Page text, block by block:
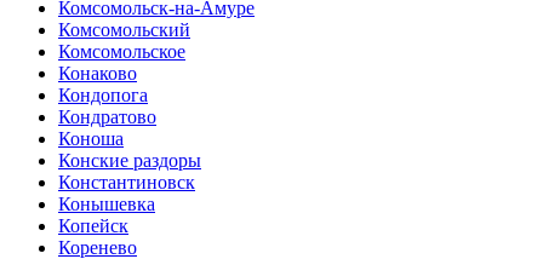
Комсомольск-на-Амуре
Комсомольский
Комсомольское
Конаково
Кондопога
Кондратово
Коноша
Конские раздоры
Константиновск
Конышевка
Копейск
Коренево